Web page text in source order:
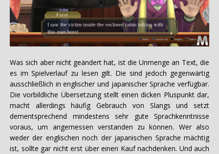
Was sich aber nicht geändert hat, ist die Unmenge an Text, die
es im Spielverlauf zu lesen gilt. Die sind jedoch gegenwärtig
ausschließlich in englischer und japanischer Sprache verfügbar.
Die vorbildliche Übersetzung stellt einen dicken Pluspunkt dar,
macht allerdings häufig Gebrauch von Slangs und setzt
dementsprechend mindestens sehr gute Sprachkenntnisse
voraus, um angemessen verstanden zu können. Wer also
weder der englischen noch der japanischen Sprache mächtig
ist, sollte gar nicht erst über einen Kauf nachdenken. Und auch